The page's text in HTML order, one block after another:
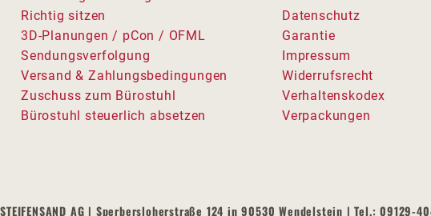
Richtig sitzen
3D-Planungen / pCon / OFML
Sendungsverfolgung
Versand & Zahlungsbedingungen
Zuschuss zum Bürostuhl
Bürostuhl steuerlich absetzen
Datenschutz
Garantie
Impressum
Widerrufsrecht
Verhaltenskodex
Verpackungen
STEIFENSAND AG | Sperbersloherstraße 124 in 90530 Wendelstein | Tel.: 09129-